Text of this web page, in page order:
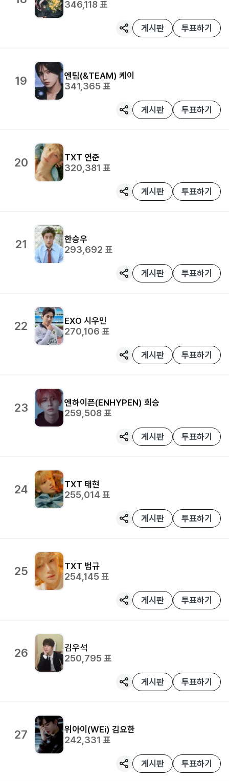
346,118표
게시판 투표하기
19 엔팀(&TEAM) 케이
341,365표
게시판 투표하기
20 TXT 연준
320,381 표
게시판 투표하기
21 한승우
293,692 표
게시판 투표하기
22 EXO 시우민
270,106 표
게시판 투표하기
23 엔하이픈(ENHYPEN) 희승
259,508표
게시판 투표하기
24 TXT 태현
255,014 표
게시판 투표하기
25 TXT 범규
254,145표
게시판 투표하기
26 김우석
250,795표
게시판 투표하기
27 위아이(WEi) 김요한
242,331 표
게시판 투표하기